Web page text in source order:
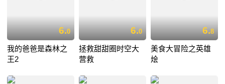
6.0
我的爸爸是森林之
王2
6.0
拯救甜甜圈时空大
营救
6.8
美食大冒险之英雄
烩